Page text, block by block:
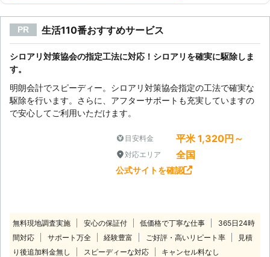
PR 生活110番おすすめサービス
シロアリ対策協会の指定工法に対応！シロアリを確実に駆除しま
す。
明朗会計でスピーディー。シロアリ対策協会指定の工法で確実な
駆除を行います。さらに、アフターサポートも充実していますの
で安心してご利用いただけます。
目安料金 平米 1,320円～
対応エリア 全国
公式サイトを確認
無料現地調査実施 安心の保証付 低価格で丁寧な仕事
365日24時
間対応
サポート万全 経験豊富 ご好評・高いリピート率
見積
り後追加料金無し
スピーディーな対応 キャンセル料なし